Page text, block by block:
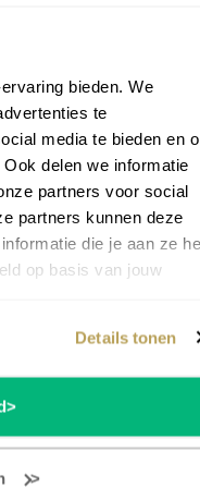
bieden. We
te
media te bieden en
delen we informatie
partners voor social
partners kunnen deze
die je aan ze
op basis van jouw
Details tonen
van
Dan is de Clavinova
kwaliteiten van de
met een
vleugel en niet
van een vleugel.
+ 30W + 40W)
PE
(
Op